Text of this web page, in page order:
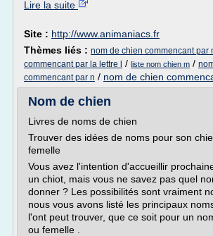
Lire la suite
Site : http://www.animaniacs.fr
Thèmes liés : nom de chien commencant par
commencant par la lettre l
/ liste nom chien m /
commencant par n / nom de chien
Nom de chien
Livres de noms de chien
Trouver des idées de noms pour son
femelle
Vous avez l'intention d'accueillir
un chiot, mais vous ne savez pas quel
donner ? Les possibilités sont vraiment
nous vous avons listé les principaux
l'ont peut trouver, que ce soit pour un
ou femelle .